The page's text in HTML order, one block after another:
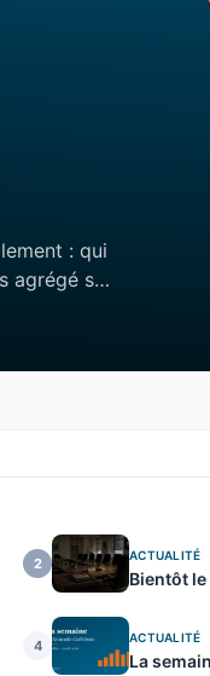
: qui
agrégé ses
qu’on
2
ACTUALITÉ
Bientôt
4
ACTUALITÉ
La